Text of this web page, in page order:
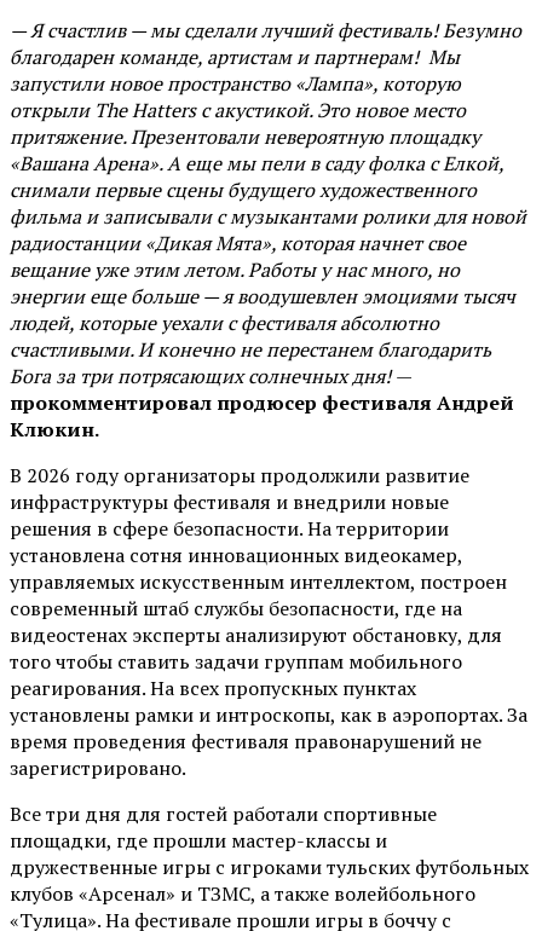
— Я счастлив — мы сделали лучший фестиваль! Безумно
благодарен команде, артистам и партнерам! Мы
запустили новое пространство «Лампа», которую
открыли The Hatters с акустикой. Это новое место
притяжение. Презентовали невероятную площадку
«Вашана Арена». А еще мы пели в саду фолка с Елкой,
снимали первые сцены будущего художественного
фильма и записывали с музыкантами ролики для новой
радиостанции «Дикая Мята», которая начнет свое
вещание уже этим летом. Работы у нас много, но
энергии еще больше — я воодушевлен эмоциями тысяч
людей, которые уехали с фестиваля абсолютно
счастливыми. И конечно не перестанем благодарить
Бога за три потрясающих солнечных дня!—
прокомментировал продюсер фестиваля Андрей
Клюкин.
В 2026 году организаторы продолжили развитие
инфраструктуры фестиваля и внедрили новые
решения в сфере безопасности. На территории
установлена сотня инновационных видеокамер,
управляемых искусственным интеллектом, построен
современный штаб службы безопасности, где на
видеостенах эксперты анализируют обстановку, для
того чтобы ставить задачи группам мобильного
реагирования. На всех пропускных пунктах
установлены рамки и интроскопы, как в аэропортах. За
время проведения фестиваля правонарушений не
зарегистрировано.
Все три дня для гостей работали спортивные
площадки, где прошли мастер-классы и
дружественные игры с игроками тульских футбольных
клубов «Арсенал» и ТЗМС, а также волейбольного
«Тулица». На фестивале прошли игры в боччу с